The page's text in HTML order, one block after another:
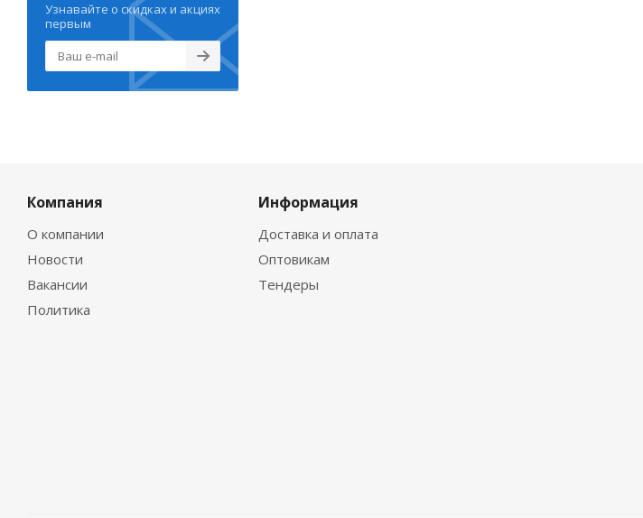
Узнавайте о скидках и акциях
первым
Компания
О компании
Новости
Вакансии
Политика
Информация
Доставка и оплата
Оптовикам
Тендеры